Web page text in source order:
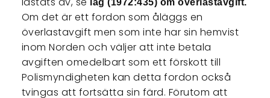
lag (1972:435) om överlastavgift.
Om det är ett fordon som åläggs en
överlastavgift men som inte har sin hemvist
inom Norden och väljer att inte betala
avgiften omedelbart som ett förskott till
Polismyndigheten kan detta fordon också
tvingas att fortsätta sin färd. Förutom att